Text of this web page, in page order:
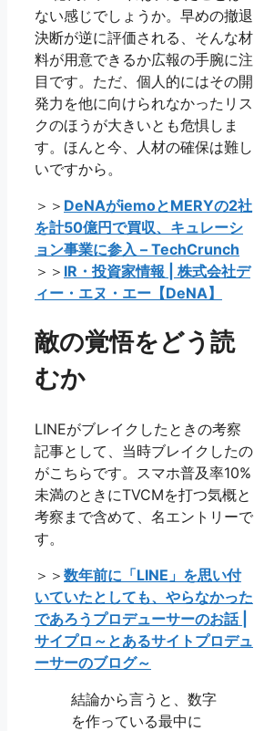
ない感じでしょうか。早めの撤退
決断が逆に評価される、そんな材
料が用意できるか広報の手腕に注
目です。ただ、個人的にはその開
発力を他に向けられなかったリス
クのほうが大きいとも危惧しま
す。ほんと今、人材の確保は難し
いですから。
＞＞ DeNAがiemoとMERYの2社
を計50億円で買収、キュレーシ
ョン事業に参入 – TechCrunch
＞＞ IR・投資家情報 | 株式会社デ
ィー・エヌ・エー【DeNA】
敵の覚悟をどう読
むか
LINEがブレイクしたときの考察
記事として、当時ブレイクしたの
がこちらです。スマホ普及率10%
未満のときにTVCMを打つ気概と
考察まで含めて、名エントリーで
す。
＞＞ 数年前に「LINE」を思い付
いていたとしても、やらなかった
であろうプロデューサーのお話 |
サイプロ～とあるサイトプロデュ
ーサーのブログ～
結論から言うと、数字
を作っている最中に